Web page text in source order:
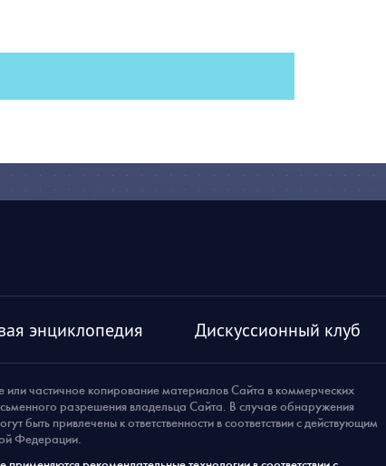
энциклопедия Дискуссионный клуб
частичное копирование материалов Сайта в коммерческих
разрешения владельца Сайта. В случае обнаружения
быть привлечены к ответственности в соответствии с действующим
Федерации.